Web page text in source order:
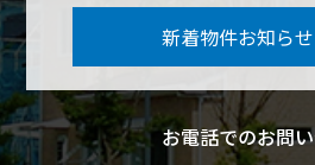
新着物件お知ら
お電話でのお問